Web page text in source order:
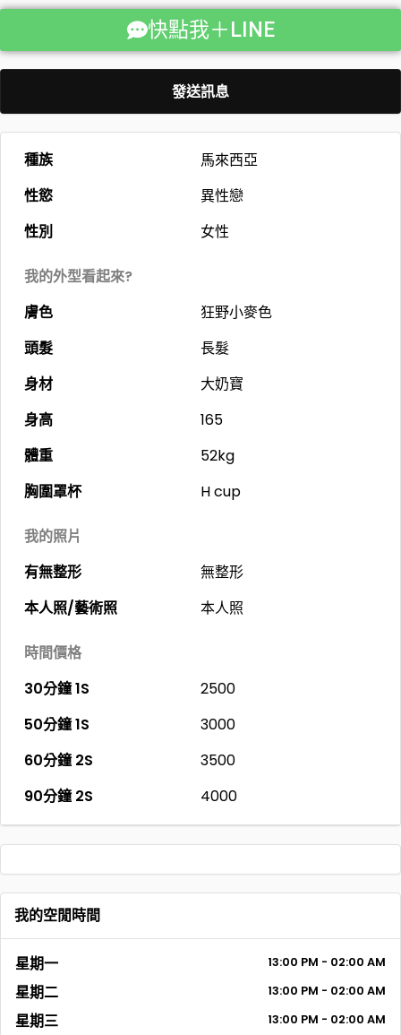
快點我＋LINE
發送訊息
種族
馬來西亞
性慾
異性戀
性別
女性
我的外型看起來?
膚色
狂野小麥色
頭髮
長髮
身材
大奶寶
身高
165
體重
52kg
胸圍罩杯
H cup
我的照片
有無整形
無整形
本人照/藝術照
本人照
時間價格
30分鐘 1S
2500
50分鐘 1S
3000
60分鐘 2S
3500
90分鐘 2S
4000
我的空閒時間
星期一 13:00 PM - 02:00 AM
星期二 13:00 PM - 02:00 AM
星期三 13:00 PM - 02:00 AM